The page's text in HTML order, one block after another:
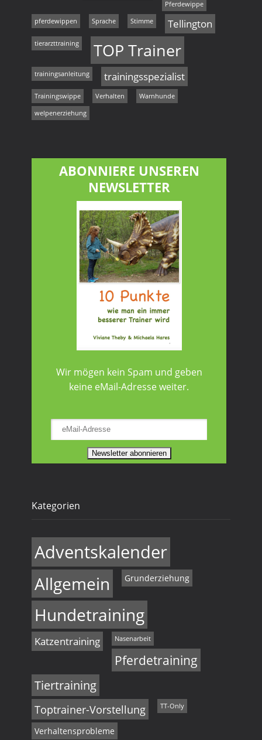
Pferdewippe
pferdewippen Sprache Stimme Tellington
tierarzttraining TOP Trainer
trainingsanleitung trainingsspezialist
Trainingswippe Verhalten Warnhunde
welpenerziehung
ABONNIERE UNSEREN
NEWSLETTER
Wir mögen kein Spam und geben
keine eMail-Adresse weiter.
Kategorien
Adventskalender
Allgemein Grunderziehung
Hundetraining
Katzentraining Nasenarbeit
Pferdetraining
Tiertraining
Toptrainer-Vorstellung TT-Only
Verhaltensprobleme